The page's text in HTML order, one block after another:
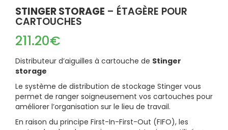
STINGER STORAGE – ÉTAGÈRE POUR
CARTOUCHES
211.20€
Distributeur d’aiguilles à cartouche de Stinger
storage
Le système de distribution de stockage Stinger vous
permet de ranger soigneusement vos cartouches pour
améliorer l’organisation sur le lieu de travail.
En raison du principe First-In-First-Out (FIFO), les